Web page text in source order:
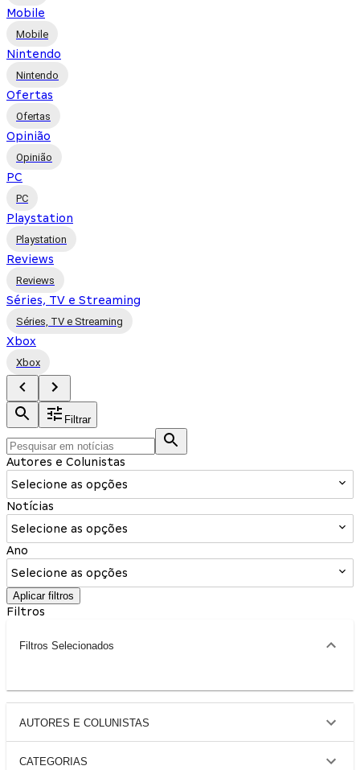
Mobile
Mobile
Nintendo
Nintendo
Ofertas
Ofertas
Opinião
Opinião
PC
PC
Playstation
Playstation
Reviews
Reviews
Séries, TV e Streaming
Séries, TV e Streaming
Xbox
Xbox
Filtrar
Autores e Colunistas
Selecione as opções
Notícias
Selecione as opções
Ano
Selecione as opções
Aplicar filtros
Filtros
Filtros Selecionados
AUTORES E COLUNISTAS
CATEGORIAS